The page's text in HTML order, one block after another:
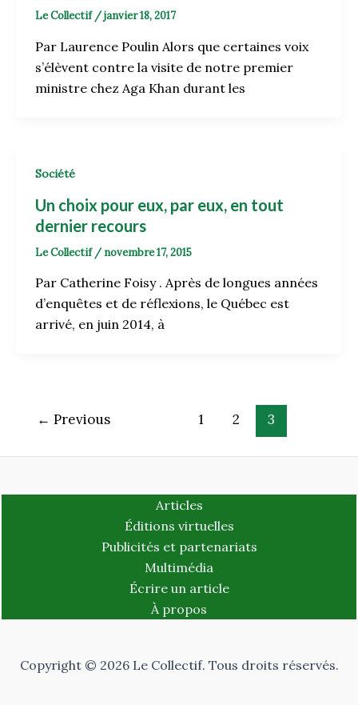
Le Collectif /janvier 18, 2017
Par Laurence Poulin Alors que certaines voix
s’élèvent contre la visite de notre premier
ministre chez Aga Khan durant les
Société
Un choix pour eux, par eux, en tout
dernier recours
Le Collectif / novembre 17, 2015
Par Catherine Foisy . Après de longues années
d’enquêtes et de réflexions, le Québec est
arrivé, en juin 2014, à
← Previous 1 2 3
Articles
Éditions virtuelles
Publicités et partenariats
Multimédia
Écrire un article
À propos
Copyright © 2026 Le Collectif. Tous droits réservés.